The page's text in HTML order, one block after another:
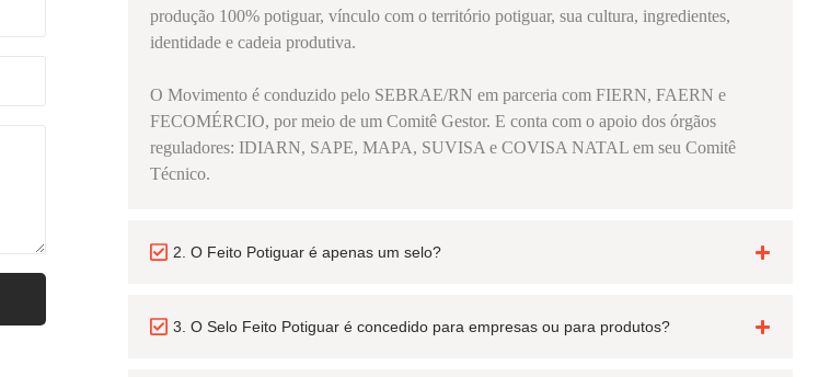
produção 100% potiguar, vínculo com o território potiguar, sua cultura, ingredientes,
identidade e cadeia produtiva.
O Movimento é conduzido pelo SEBRAE/RN em parceria com FIERN, FAERN e
FECOMÉRCIO, por meio de um Comitê Gestor. E conta com o apoio dos órgãos
reguladores: IDIARN, SAPE, MAPA, SUVISA e COVISA NATAL em seu Comitê
Técnico.
2. O Feito Potiguar é apenas um selo?
3. O Selo Feito Potiguar é concedido para empresas ou para produtos?